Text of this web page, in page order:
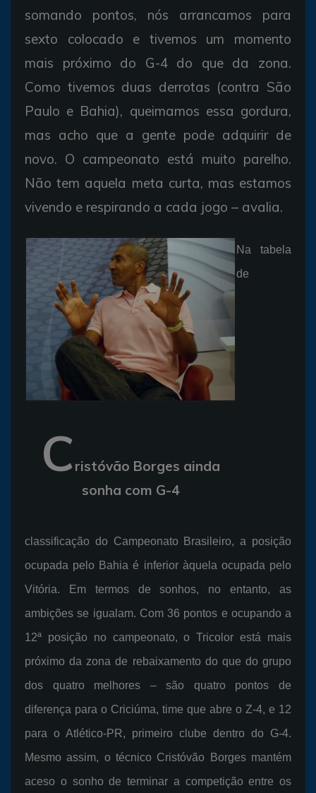
somando pontos, nós arrancamos para
sexto colocado e tivemos um momento
mais próximo do G-4 do que da zona.
Como tivemos duas derrotas (contra São
Paulo e Bahia), queimamos essa gordura,
mas acho que a gente pode adquirir de
novo. O campeonato está muito parelho.
Não tem aquela meta curta, mas estamos
vivendo e respirando a cada jogo – avalia.
Cristóvão Borges ainda
sonha com G-4
Na tabela
de
classificação do Campeonato Brasileiro, a posição
ocupada pelo Bahia é inferior àquela ocupada pelo
Vitória. Em termos de sonhos, no entanto, as
ambições se igualam. Com 36 pontos e ocupando a
12ª posição no campeonato, o Tricolor está mais
próximo da zona de rebaixamento do que do grupo
dos quatro melhores – são quatro pontos de
diferença para o Criciúma, time que abre o Z-4, e 12
para o Atlético-PR, primeiro clube dentro do G-4.
Mesmo assim, o técnico Cristóvão Borges mantém
aceso o sonho de terminar a competição entre os